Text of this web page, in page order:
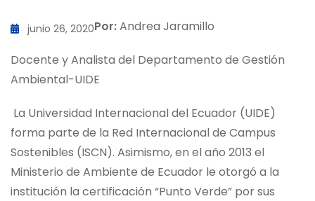
junio 26, 2020Por:Andrea Jaramillo
Docente y Analista del Departamento de Gestión
Ambiental-UIDE
La Universidad Internacional del Ecuador (UIDE)
forma parte de la Red Internacional de Campus
Sostenibles (ISCN). Asimismo, en el año 2013 el
Ministerio de Ambiente de Ecuador le otorgó a la
institución la certificación “Punto Verde” por sus